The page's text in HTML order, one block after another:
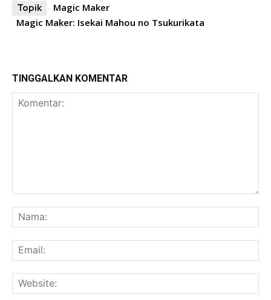
Topik
Magic Maker
Magic Maker: Isekai Mahou no Tsukurikata
TINGGALKAN KOMENTAR